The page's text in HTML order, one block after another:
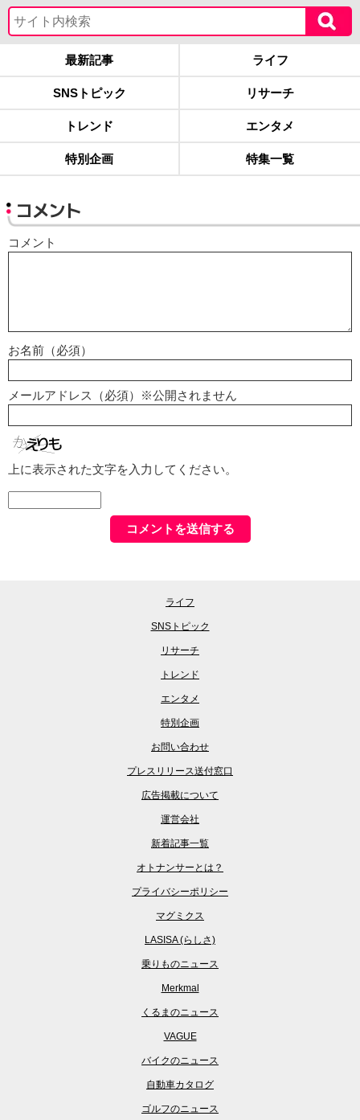
最新記事 ライフ
SNSトピック リサーチ
トレンド エンタメ
特別企画 特集一覧
コメント
コメント
お名前（必須）
メールアドレス（必須）※公開されません
上に表示された文字を入力してください。
ライフ
SNSトピック
リサーチ
トレンド
エンタメ
特別企画
お問い合わせ
プレスリリース送付窓口
広告掲載について
運営会社
新着記事一覧
オトナンサーとは？
プライバシーポリシー
マグミクス
LASISA (らしさ)
乗りものニュース
Merkmal
くるまのニュース
VAGUE
バイクのニュース
自動車カタログ
ゴルフのニュース